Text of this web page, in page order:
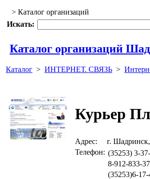
> Каталог организаций
Искать:
Каталог организаций
Каталог > ИНТЕРНЕТ. СВЯЗЬ >
Курьер
Адрес:
г.
Телефон: (35253) 3-
8-912-833-
(35253)6-